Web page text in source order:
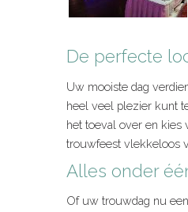
De perfecte
Uw mooiste dag
heel veel plezier kunt
het toeval over en kies
trouwfeest vlekkeloos
Alles onder
Of uw trouwdag nu